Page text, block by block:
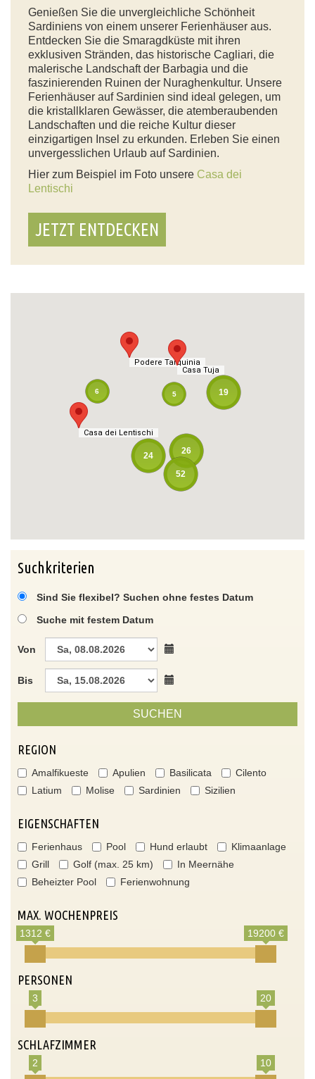
Genießen Sie die unvergleichliche Schönheit
Sardiniens von einem unserer Ferienhäuser aus.
Entdecken Sie die Smaragdküste mit ihren
exklusiven Stränden, das historische Cagliari, die
malerische Landschaft der Barbagia und die
faszinierenden Ruinen der Nuraghenkultur. Unsere
Ferienhäuser auf Sardinien sind ideal gelegen, um
die kristallklaren Gewässer, die atemberaubenden
Landschaften und die reiche Kultur dieser
einzigartigen Insel zu erkunden. Erleben Sie einen
unvergesslichen Urlaub auf Sardinien.
Hier zum Beispiel im Foto unsere Casa dei
Lentischi
JETZT ENTDECKEN
Casa Tuja
Casa dei Lentischi
Podere Tarquinia
26
24
52
Casa Tuja
19
5
6
Casa dei Lentischi
Podere Tarquinia
Suchkriterien
Sind Sie flexibel? Suchen ohne festes Datum
Suche mit festem Datum
Von
Bis
SUCHEN
REGION
Amalfikueste Apulien Basilicata
Cilento
Latium
Molise Sardinien Sizilien
EIGENSCHAFTEN
Ferienhaus Pool Hund erlaubt
Klimaanlage
Grill
Golf (max. 25 km)
In Meernähe
Beheizter Pool
Ferienwohnung
MAX. WOCHENPREIS
1312 € 19200 €
PERSONEN
3 20
SCHLAFZIMMER
2 10